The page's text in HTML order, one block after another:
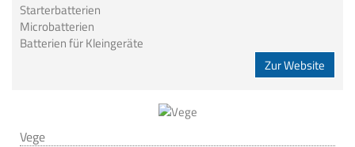
Starterbatterien
Microbatterien
Batterien für Kleingeräte
Zur Website
Vege